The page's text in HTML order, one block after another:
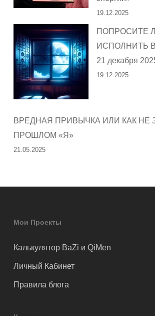
19.12.2025
ПОПРОСИТЕ
ИСПОЛНИТЬ
21 декабря
19.12.2025
ВРЕДНАЯ ПРИВЫЧКА ИЛИ КАК НЕ
ПРОШЛОМ «Я»
21.05.2025
Мои Проекты
Калькулятор BaZi и QiMen
Личный Кабинет
Правила блога